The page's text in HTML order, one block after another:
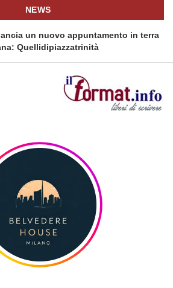
NEWS
un nuovo appuntamento in terra
Quellidipiazzatrinità